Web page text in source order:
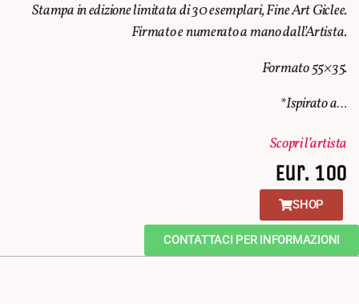
Stampa in edizione limitata di 30 esemplari, Fine Art Giclee.
Firmato e numerato a mano dall’Artista.
Formato 55×35.
*Ispirato a…
Scopri l’artista
Eur. 100
SHOP
CONTATTACI PER INFORMAZIONI